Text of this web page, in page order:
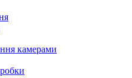
камерами